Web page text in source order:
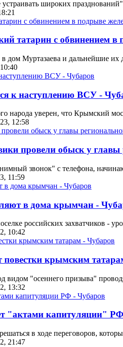
широких
татарин с обвинением в
дом Муртазаева и дальнейшие
к наступлению ВСУ -
народа уверен, что Крымский
12:58
провели обыск у главы
звонок" с телефона,
11:59
в дома крымчан -
российских захватчиков -
10:42
повестки крымским
видом "осеннего призыва"
13:32
"актами капитуляции"
в ходе переговоров,
21:47